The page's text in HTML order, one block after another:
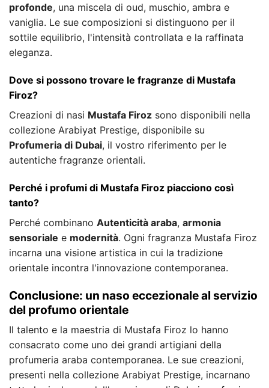
profonde, una miscela di oud, muschio, ambra e
vaniglia. Le sue composizioni si distinguono per il
sottile equilibrio, l'intensità controllata e la raffinata
eleganza.
Dove si possono trovare le fragranze di Mustafa
Firoz?
Creazioni di nasi Mustafa Firoz sono disponibili nella
collezione Arabiyat Prestige, disponibile su
Profumeria di Dubai, il vostro riferimento per le
autentiche fragranze orientali.
Perché i profumi di Mustafa Firoz piacciono così
tanto?
Perché combinano Autenticità araba, armonia
sensoriale e modernità. Ogni fragranza Mustafa Firoz
incarna una visione artistica in cui la tradizione
orientale incontra l'innovazione contemporanea.
Conclusione: un naso eccezionale al servizio
del profumo orientale
Il talento e la maestria di Mustafa Firoz lo hanno
consacrato come uno dei grandi artigiani della
profumeria araba contemporanea. Le sue creazioni,
presenti nella collezione Arabiyat Prestige, incarnano